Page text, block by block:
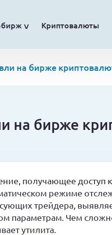
Криптовалюты
на бирже
на бирже
получающее доступ к
режиме
трейдера,
параметрам. Чем
утилита.